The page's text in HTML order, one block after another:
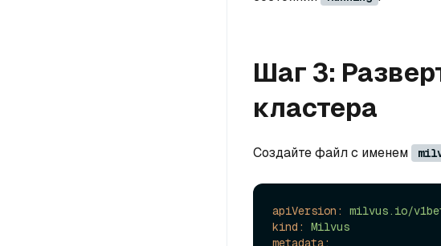
Шаг 3:
кластера
Создайте файл с именем
apiVersion:
milvus.io/
kind:
Milvus
metadata: